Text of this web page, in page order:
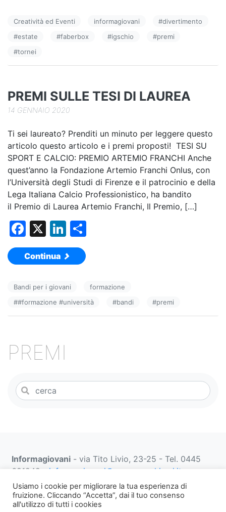
b
o
o
dI
n
vi
di
Creatività ed Eventi informagiovani #divertimento
#estate #faberbox #igschio #premi
#tornei
PREMI SULLE TESI DI LAUREA
14 GENNAIO 2020
Ti sei laureato? Prenditi un minuto per leggere questo
articolo questo articolo e i premi proposti! TESI SU
SPORT E CALCIO: PREMIO ARTEMIO FRANCHI Anche
quest’anno la Fondazione Artemio Franchi Onlus, con
l’Università degli Studi di Firenze e il patrocinio e della
Lega Italiana Calcio Professionistico, ha bandito
il Premio di Laurea Artemio Franchi, Il Premio, […]
F
a
c
b
o
k
X
Li
n
k
dI
n
vi
di
Continua
Bandi per i giovani
formazione
##formazione #università #bandi #premi
PREMI
Informagiovani - via Tito Livio, 23-25 - Tel. 0445
691249 - informagiovani@comune.schio.vi.it
prenotazionifaberbox@comune.schio.vi.it0445 691
452 dal lunedì al venerdì dalle 13:00 alle 18:00
Usiamo i cookie per migliorare la tua esperienza di
fruizione. Cliccando “Accetta”, dai il tuo consenso
all'utilizzo di tutti i cookies